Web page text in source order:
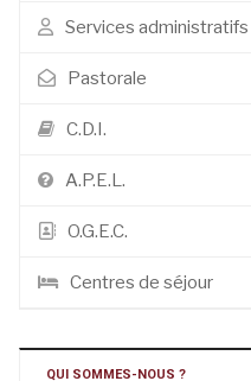
Services administratifs
Pastorale
C.D.I.
A.P.E.L.
O.G.E.C.
Centres de séjour
QUI SOMMES-NOUS ?